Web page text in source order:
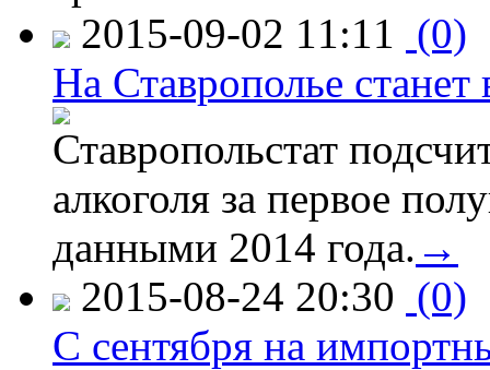
2015-09-02 11:11 (0)
На Ставрополье
Ставропольстат
алкоголя за первое
данными 2014 года. →
2015-08-24 20:30 (0)
C сентября на